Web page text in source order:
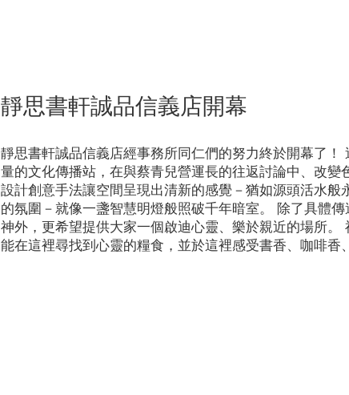
靜思書軒誠品信義店開幕
靜思書軒誠品信義店經事務所同仁們的努力終於開幕了！
量的文化傳播站，在與蔡青兒營運長的往返討論中、改變
設計創意手法讓空間呈現出清新的感覺－猶如源頭活水般
的氛圍－就像一盞智慧明燈般照破千年暗室。 除了具體
神外，更希望提供大家一個啟迪心靈、樂於親近的場所。
能在這裡尋找到心靈的糧食，並於這裡感受書香、咖啡香